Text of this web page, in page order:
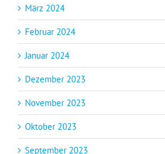
März 2024
Februar 2024
Januar 2024
Dezember 2023
November 2023
Oktober 2023
September 2023